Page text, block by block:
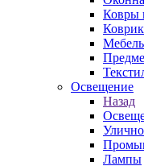
Ковры
Мебель
Освещение
Назад
Лампы